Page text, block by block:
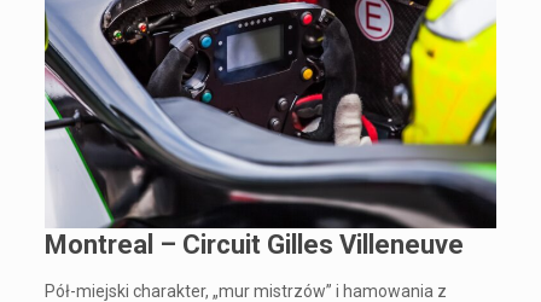
Montreal – Circuit Gilles Villeneuve
Pół-miejski charakter, „mur mistrzów” i hamowania z